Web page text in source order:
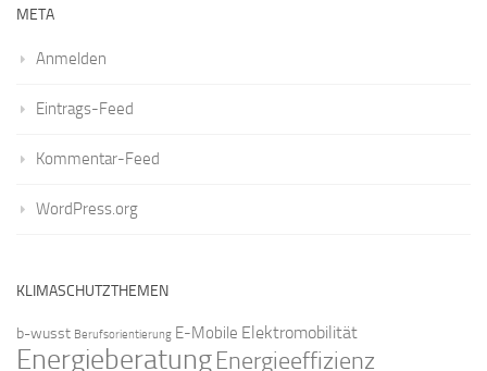
META
Anmelden
Eintrags-Feed
Kommentar-Feed
WordPress.org
KLIMASCHUTZTHEMEN
b-wusst Berufsorientierung E-Mobile Elektromobilität
EnergieberatungEnergieeffizienz